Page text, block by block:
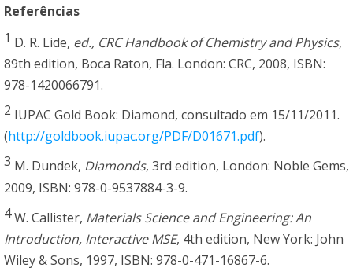
Referências
1 D. R. Lide, ed., CRC Handbook of Chemistry and Physics,
89th edition, Boca Raton, Fla. London: CRC, 2008, ISBN:
978-1420066791.
2 IUPAC Gold Book: Diamond, consultado em 15/11/2011.
(http://goldbook.iupac.org/PDF/D01671.pdf).
3 M. Dundek, Diamonds, 3rd edition, London: Noble Gems,
2009, ISBN: 978-0-9537884-3-9.
4W. Callister, Materials Science and Engineering: An
Introduction, Interactive MSE, 4th edition, New York: John
Wiley & Sons, 1997, ISBN: 978-0-471-16867-6.